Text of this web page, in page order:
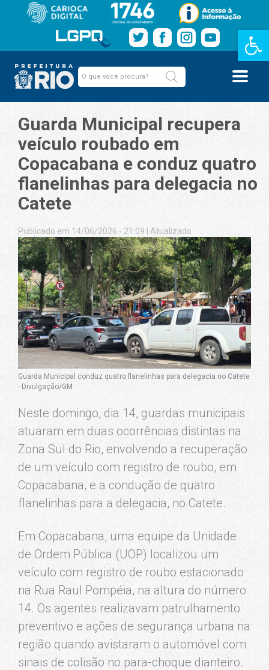
Barra de
Guarda Municipal recupera
veículo roubado em
Copacabana e conduz quatro
flanelinhas para delegacia no
Catete
Publicado em 14/06/2026 - 21:09 Atualizado
Guarda Municipal conduz quatro flanelinhas para delegacia no Catete
- Divulgação/GM
Neste domingo, dia 14, guardas municipais
atuaram em duas ocorrências distintas na
Zona Sul do Rio, envolvendo a recuperação
de um veículo com registro de roubo, em
Copacabana, e a condução de quatro
flanelinhas para a delegacia, no Catete.
Em Copacabana, uma equipe da Unidade
de Ordem Pública (UOP) localizou um
veículo com registro de roubo estacionado
na Rua Raul Pompéia, na altura do número
14. Os agentes realizavam patrulhamento
preventivo e ações de segurança urbana na
região quando avistaram o automóvel com
sinais de colisão no para-choque dianteiro.